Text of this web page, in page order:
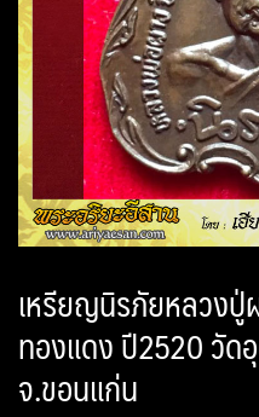
เหรียญนิรภัยหลวงปู่
ทองแดง ปี2520 วัด
จ.ขอนแก่น